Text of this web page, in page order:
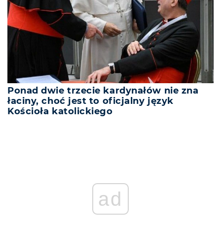
Ponad dwie trzecie kardynałów nie zna
łaciny, choć jest to oficjalny język
Kościoła katolickiego
ad